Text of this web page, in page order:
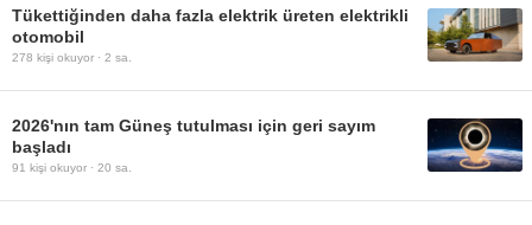
Tükettiğinden daha fazla elektrik üreten elektrikli
otomobil
278 kişi okuyor · 2 sa.
2026'nın tam Güneş tutulması için geri sayım
başladı
91 kişi okuyor · 20 sa.